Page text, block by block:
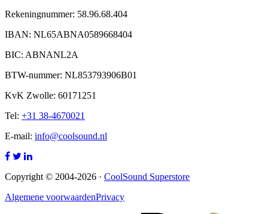
Rekeningnummer: 58.96.68.404
IBAN: NL65ABNA0589668404
BIC: ABNANL2A
BTW-nummer: NL853793906B01
KvK Zwolle: 60171251
Tel: +31 38-4670021
E-mail: info@coolsound.nl
Copyright © 2004-2026 · CoolSound Superstore
Algemene voorwaardenPrivacy